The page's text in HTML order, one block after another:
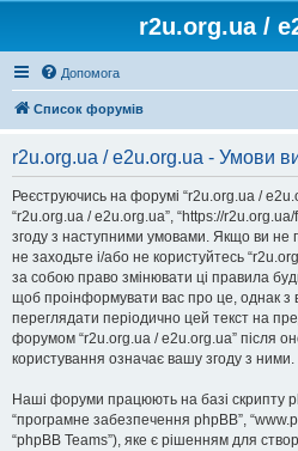
r2u.org.ua /
Допомога
Список форумів
r2u.org.ua / e2u.org.ua - Умови
Реєструючись на форумі “r2u.org.ua /
“r2u.org.ua / e2u.org.ua”, “https://
згоду з наступними умовами. Якщо ви не
не заходьте і/або не користуйтесь
за собою право змінювати ці правила
щоб проінформувати вас про це, однак з
переглядати періодично цей текст на
форумом “r2u.org.ua / e2u.org.ua” після
користування означає вашу згоду з ними.
Наші форуми працюють на базі скрипту
“програмне забезпечення phpBB”,
“phpBB Teams”), яке є рішенням для